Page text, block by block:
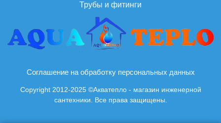
Трубы и фитинги
Соглашение на обработку персональных данных
Copyright 2012-2025 ©Акватепло - магазин инженерной
сантехники. Все права защищены.